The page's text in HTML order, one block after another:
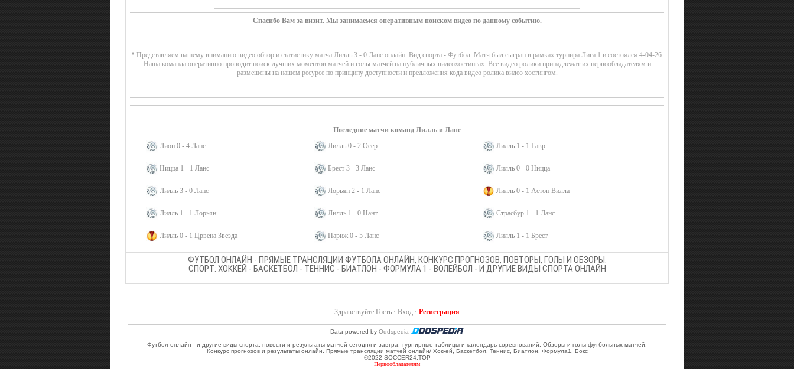
Спасибо Вам за визит. Мы занимаемся оперативным поиском видео по данному событию.
* Представляем вашему вниманию видео обзор и статистику матча Лилль 3 - 0 Ланс онлайн. Вид спорта - Футбол. Матч был сыгран в рамках турнира Лига 1 и состоялся 4-04-26.
Наша команда оперативно проводит поиск лучших моментов матчей и голы матчей на публичных видеохостингах. Все видео ролики принадлежат их первообладателям и
размещены на нашем ресурсе по принципу доступности и предложения кода видео ролика видео хостингом.
Последние матчи команд Лилль и Ланс
Лион 0 - 4 Ланс
Лилль 0 - 2 Осер Лилль 1 - 1 Гавр
Ницца 1 - 1 Ланс Брест 3 - 3 Ланс Лилль 0 - 0 Ницца
Лилль 3 - 0 Ланс Лорьян 2 - 1 Ланс Лилль 0 - 1 Астон Вилла
Лилль 1 - 1 Лорьян Лилль 1 - 0 Нант Страсбур 1 - 1 Ланс
Лилль 0 - 1 Црвена Звезда Париж 0 - 5 Ланс Лилль 1 - 1 Брест
ФУТБОЛ ОНЛАЙН - ПРЯМЫЕ ТРАНСЛЯЦИИ ФУТБОЛА ОНЛАЙН, КОНКУРС ПРОГНОЗОВ, ПОВТОРЫ, ГОЛЫ И ОБЗОРЫ.
СПОРТ: ХОККЕЙ - БАСКЕТБОЛ - ТЕННИС - БИАТЛОН - ФОРМУЛА 1 - ВОЛЕЙБОЛ - И ДРУГИЕ ВИДЫ СПОРТА ОНЛАЙН
Здравствуйте Гость · Вход · Регистрация
Data powered by Oddspedia
Футбол онлайн - и другие виды спорта: новости и результаты матчей сегодня и завтра, турнирные таблицы и календарь соревнований. Обзоры и голы футбольных матчей.
Конкурс прогнозов и результаты онлайн. Прямые трансляции матчей онлайн/ Хоккей, Баскетбол, Теннис, Биатлон, Формула1, Бокс
©2022 SOCCER24.TOP
Первообладателям